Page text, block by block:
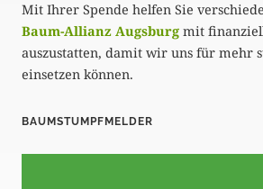
Mit Ihrer Spende helfen Sie
Baum-Allianz Augsburg mit
auszustatten, damit wir uns für mehr
einsetzen können.
BAUMSTUMPFMELDER